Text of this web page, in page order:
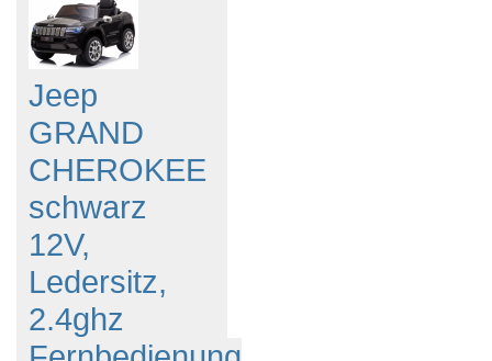
Jeep
GRAND
CHEROKEE
schwarz
12V,
Ledersitz,
2.4ghz